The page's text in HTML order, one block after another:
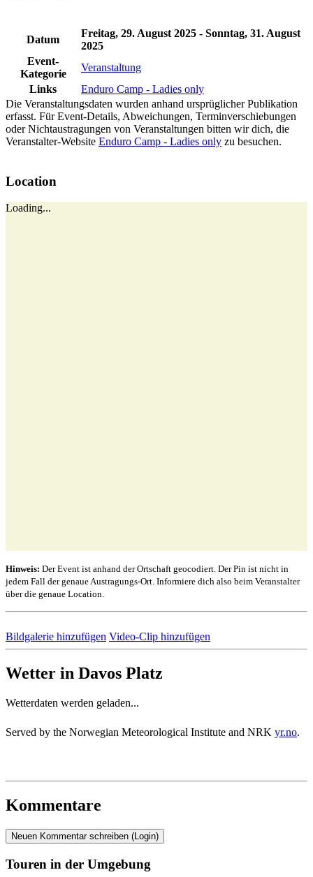
Datum
Freitag, 29. August 2025 - Sonntag, 31. August
2025
Event-
Kategorie
Veranstaltung
Links
Enduro Camp - Ladies only
Die Veranstaltungsdaten wurden anhand ursprüglicher Publikation
erfasst. Für Event-Details, Abweichungen, Terminverschiebungen
oder Nichtaustragungen von Veranstaltungen bitten wir dich, die
Veranstalter-Website Enduro Camp - Ladies only zu besuchen.
Location
Loading...
Hinweis: Der Event ist anhand der Ortschaft geocodiert. Der Pin ist nicht in
jedem Fall der genaue Austragungs-Ort. Informiere dich also beim Veranstalter
über die genaue Location.
Bildgalerie hinzufügen Video-Clip hinzufügen
Wetter in Davos Platz
Wetterdaten werden geladen...
Served by the Norwegian Meteorological Institute and NRK yr.no.
Kommentare
Neuen Kommentar schreiben (Login)
Touren in der Umgebung